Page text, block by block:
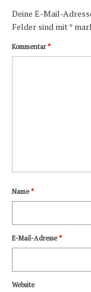
Deine E-Mail-
Felder sind mit*
Kommentar*
Name*
E-Mail-Adresse*
Website